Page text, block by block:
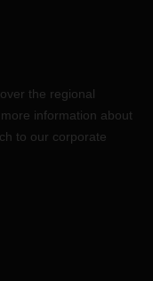
the regional
information about
to our corporate